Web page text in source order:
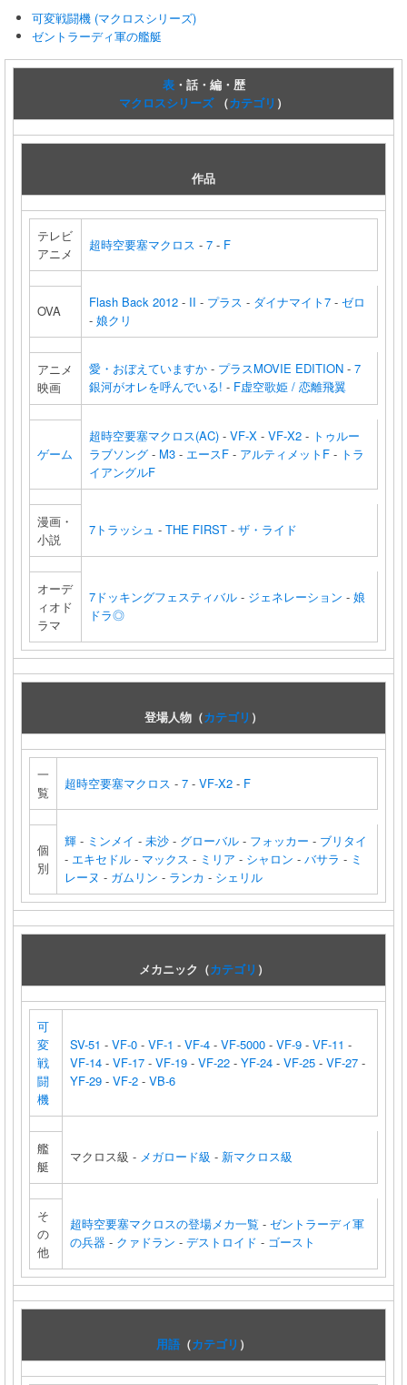
可変戦闘機 (マクロスシリーズ)
ゼントラーディ軍の艦艇
表・話・編・歴
マクロスシリーズ（カテゴリ ）
作品
テレビ
アニメ
超時空要塞マクロス - 7 - F
OVA
Flash Back 2012 - II - プラス - ダイナマイト7 - ゼロ
- 娘クリ
アニメ
映画
愛・おぼえていますか - プラスMOVIE EDITION - 7
銀河がオレを呼んでいる! - F虚空歌姫 / 恋離飛翼
ゲーム
超時空要塞マクロス(AC) - VF-X - VF-X2 - トゥルー
ラブソング - M3 - エースF - アルティメットF - トラ
イアングルF
漫画・
小説
7トラッシュ - THE FIRST - ザ・ライド
オーデ
ィオド
ラマ
7ドッキングフェスティバル - ジェネレーション - 娘
ドラ◎
登場人物（カテゴリ ）
一
覧
超時空要塞マクロス - 7 - VF-X2 - F
個
別
輝 - ミンメイ - 未沙 - グローバル - フォッカー - ブリタイ
- エキセドル - マックス - ミリア - シャロン - バサラ - ミ
レーヌ - ガムリン - ランカ - シェリル
メカニック（カテゴリ ）
可
変
戦
闘
機
SV-51 - VF-0 - VF-1 - VF-4 - VF-5000 - VF-9 - VF-11 -
VF-14 - VF-17 - VF-19 - VF-22 - YF-24 - VF-25 - VF-27 -
YF-29 - VF-2 - VB-6
艦
艇
マクロス級 - メガロード級 - 新マクロス級
そ
の
他
超時空要塞マクロスの登場メカ一覧 - ゼントラーディ軍
の兵器 - クァドラン - デストロイド - ゴースト
用語 （カテゴリ ）